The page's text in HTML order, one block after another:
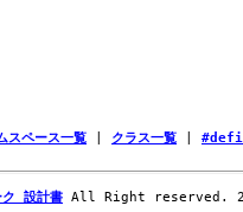
スペース一覧 クラス一覧
ク 設計書 All Right reserved.